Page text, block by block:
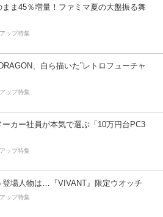
まま45％増量！ファミマ夏の大盤振る舞
ップ特集
、自ら描いた”レトロフューチャ
ップ特集
ーカー社員が本気で選ぶ「10万円台PC3
ップ特集
登場人物は…『VIVANT』限定ウオッチ
ップ特集